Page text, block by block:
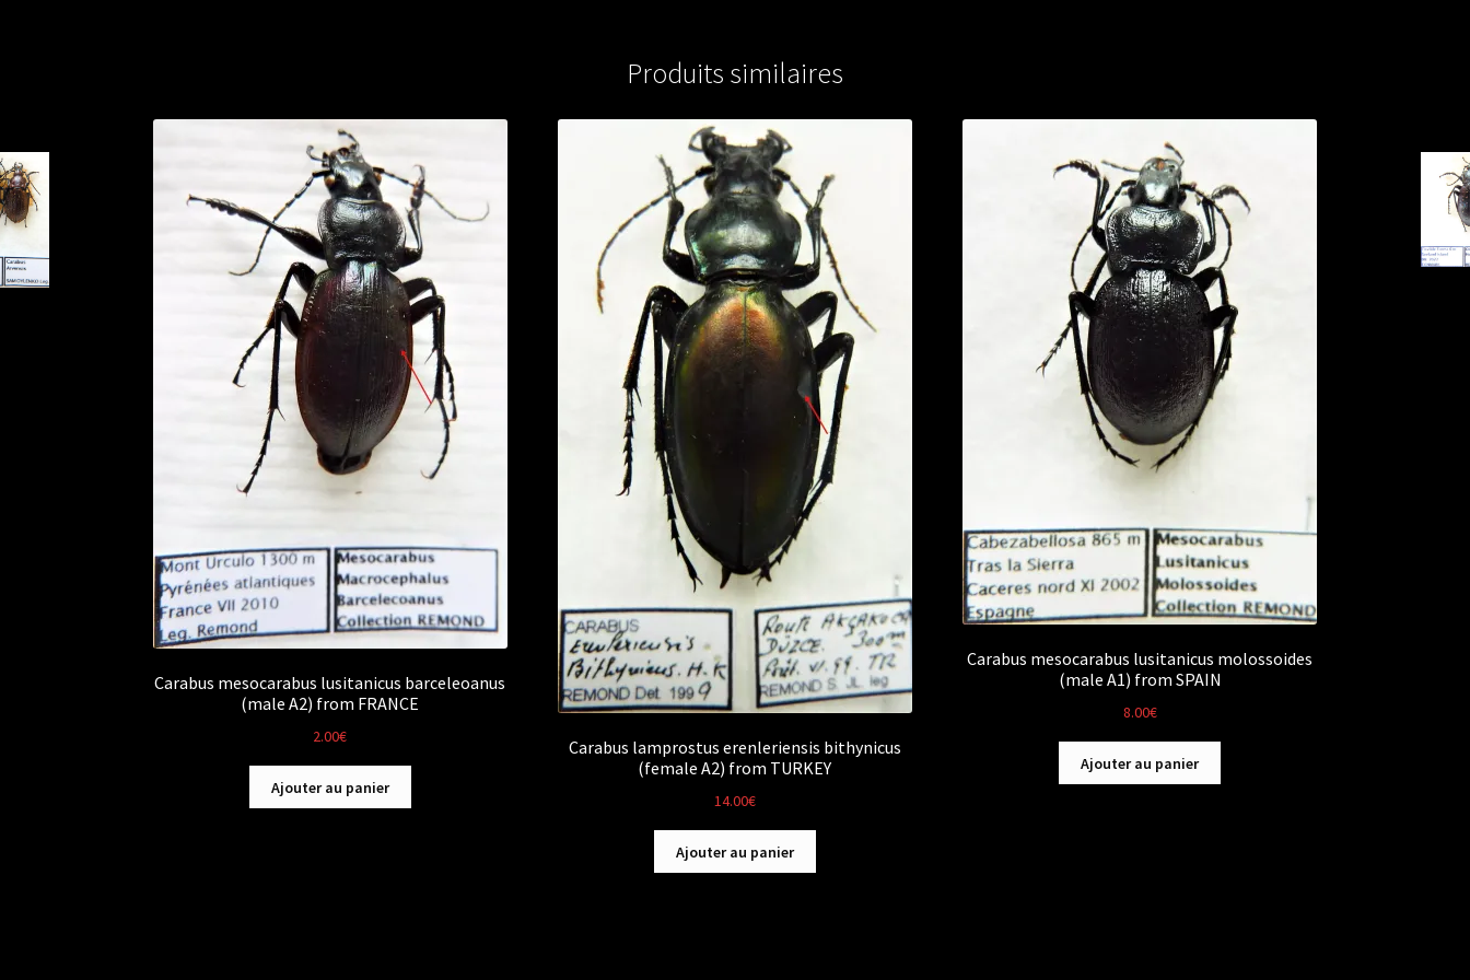
Produits similaires
Carabus mesocarabus lusitanicus barceleoanus
(male A2) from FRANCE
2.00€
Ajouter au panier
Carabus lamprostus erenleriensis bithynicus
(female A2) from TURKEY
14.00€
Ajouter au panier
Carabus mesocarabus lusitanicus molossoides
(male A1) from SPAIN
8.00€
Ajouter au panier